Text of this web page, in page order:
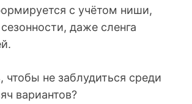
с учётом ниши,
даже сленга
чтобы не заблудиться среди
вариантов?